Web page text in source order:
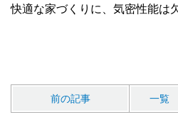
快適な家づくりに、気密性能は
前の記事 一覧